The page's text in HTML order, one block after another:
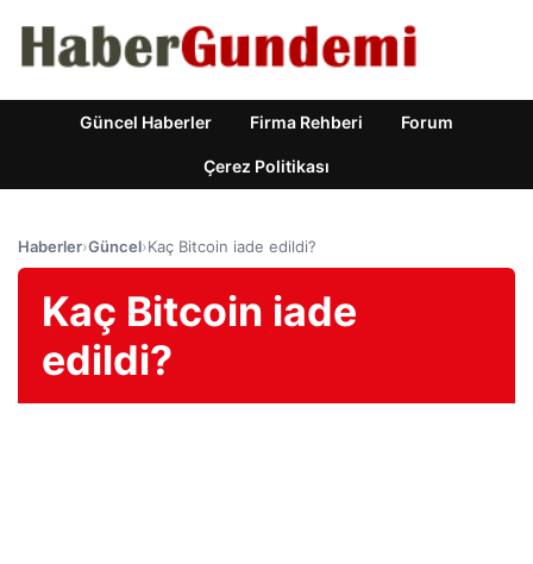
Güncel Haberler Firma Rehberi Forum
Çerez Politikası
Haberler›Güncel›Kaç Bitcoin iade edildi?
Kaç Bitcoin iade
edildi?